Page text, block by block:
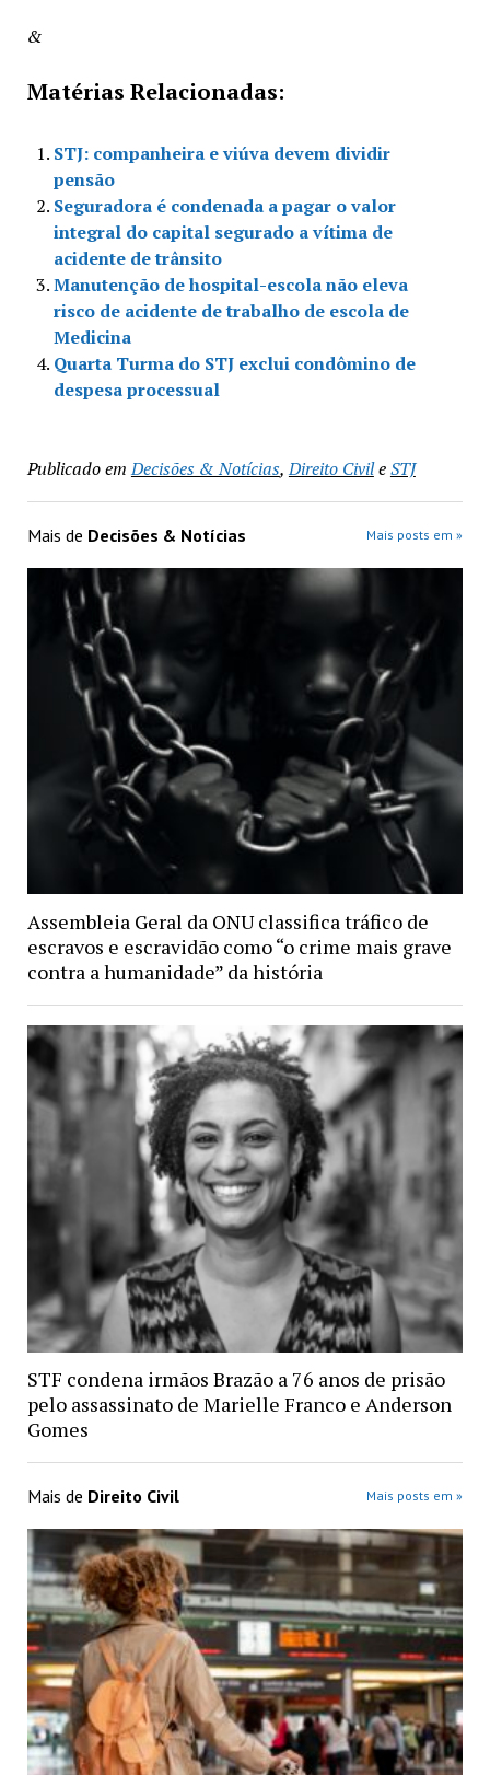
&
Matérias Relacionadas:
STJ: companheira e viúva devem dividir
pensão
Seguradora é condenada a pagar o valor
integral do capital segurado a vítima de
acidente de trânsito
Manutenção de hospital-escola não eleva
risco de acidente de trabalho de escola de
Medicina
Quarta Turma do STJ exclui condômino de
despesa processual
Publicado em Decisões & Notícias,Direito CivileSTJ
Mais de Decisões & Notícias Mais posts em »
Assembleia Geral da ONU classifica tráfico de
escravos e escravidão como “o crime mais grave
contra a humanidade” da história
STF condena irmãos Brazão a 76 anos de prisão
pelo assassinato de Marielle Franco e Anderson
Gomes
Mais de Direito Civil Mais posts em »